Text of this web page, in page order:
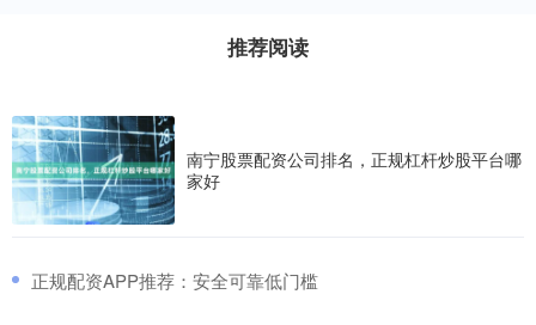
推荐阅读
南宁股票配资公司排名，正规杠杆炒股平台哪
家好
​正规配资APP推荐：安全可靠低门槛